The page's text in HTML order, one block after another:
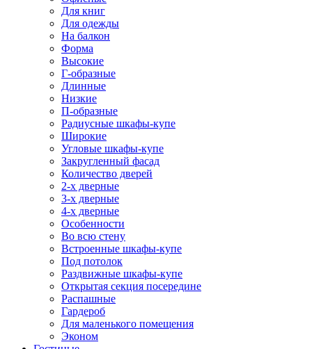
Для книг
Для одежды
На балкон
Форма
Высокие
Г-образные
Длинные
Низкие
П-образные
Радиусные шкафы-купе
Широкие
Угловые шкафы-купе
Закругленный фасад
Количество дверей
2-х дверные
3-х дверные
4-х дверные
Особенности
Во всю стену
Встроенные шкафы-купе
Под потолок
Раздвижные шкафы-купе
Открытая секция посередине
Распашные
Гардероб
Для маленького помещения
Эконом